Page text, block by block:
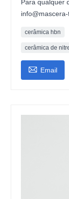
Para qualquer
cerâmica hbn
cerâmica de
 Email